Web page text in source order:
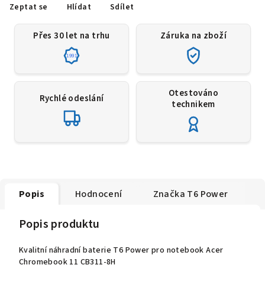
Zeptat se Hlídat Sdílet
Přes 30 let na trhu
1991
Záruka na zboží
Rychlé odeslání
Otestováno
technikem
Popis Hodnocení Značka T6 Power
Popis produktu
Kvalitní náhradní baterie T6 Power pro notebook Acer
Chromebook 11 CB311-8H